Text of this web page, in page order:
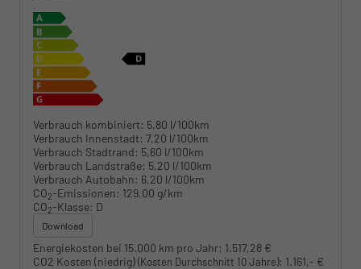
Verbrauch kombiniert: 5,80 l/100km
Verbrauch Innenstadt: 7,20 l/100km
Verbrauch Stadtrand: 5,60 l/100km
Verbrauch Landstraße: 5,20 l/100km
Verbrauch Autobahn: 6,20 l/100km
CO2-Emissionen: 129,00 g/km
CO2-Klasse: D
Download
Energiekosten bei 15.000 km pro Jahr: 1.517,28 €
CO2 Kosten (niedrig)(Kosten Durchschnitt 10 Jahre): 1.161,- €